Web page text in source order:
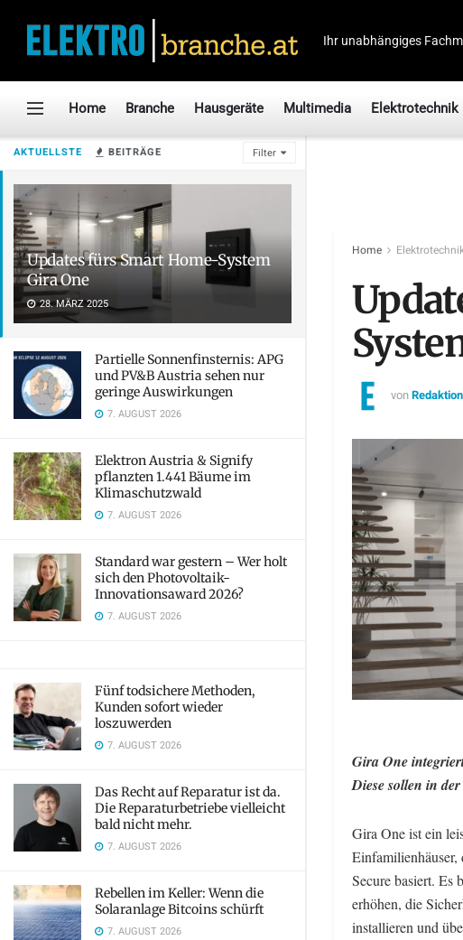
AKTUELLSTE BEITRÄGE Filter
Updates fürs Smart Home-System
Gira One
28. MÄRZ 2025
Partielle Sonnenfinsternis: APG
und PV&B Austria sehen nur
geringe Auswirkungen
7. AUGUST 2026
Elektron Austria & Signify
pflanzten 1.441 Bäume im
Klimaschutzwald
7. AUGUST 2026
Standard war gestern – Wer holt
sich den Photovoltaik-
Innovationsaward 2026?
7. AUGUST 2026
Fünf todsichere Methoden,
Kunden sofort wieder
loszuwerden
7. AUGUST 2026
Das Recht auf Reparatur ist da.
Die Reparaturbetriebe vielleicht
bald nicht mehr.
7. AUGUST 2026
Rebellen im Keller: Wenn die
Solaranlage Bitcoins schürft
7. AUGUST 2026
Ihr unabhängiges
Home Branche Hausgeräte Multimedia Elektrotechnik
Home
von
Gira One
Diese sollen in
Gira One ist ein
Secure basiert. Es
erhöhen, die
installieren und